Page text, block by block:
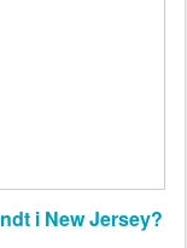
i New Jersey?